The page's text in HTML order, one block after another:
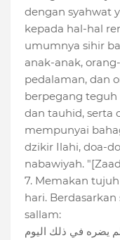
dengan syahwat
kepada hal-hal
umumnya sihir
anak-anak,
pedalaman, dan
berpegang teguh
dan tauhid, serta
mempunyai
dzikir Ilahi, doa-
nabawiyah.
7. Memakan
hari.
sallam:
يضره في ذلك اليوم